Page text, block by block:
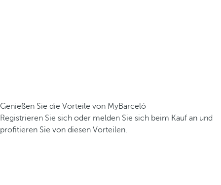
Genießen Sie die Vorteile von MyBarceló
Registrieren Sie sich oder melden Sie sich beim Kauf an und
profitieren Sie von diesen Vorteilen.